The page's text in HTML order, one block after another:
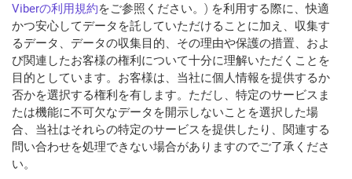
Viberの利用規約をご参照ください。) を利用する際に、快適
かつ安心してデータを託していただけることに加え、収集す
るデータ、データの収集目的、その理由や保護の措置、およ
び関連したお客様の権利について十分に理解いただくことを
目的としています。お客様は、当社に個人情報を提供するか
否かを選択する権利を有します。ただし、特定のサービスま
たは機能に不可欠なデータを開示しないことを選択した場
合、当社はそれらの特定のサービスを提供したり、関連する
問い合わせを処理できない場合がありますのでご了承くださ
い。